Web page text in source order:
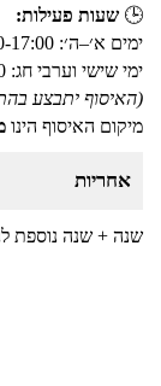
🕒 שעות פעילות:
ימים א׳–ה׳: 09:00-17:00
ימי שישי וערבי חג: 09:00-12:00
(האיסוף יתבצע
מיקום האיסוף הינו
אחריות
שנה + שנה נוספת